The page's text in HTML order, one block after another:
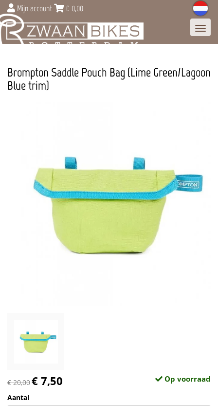
Mijn account € 0,00
Brompton Saddle Pouch Bag (Lime Green/Lagoon
Blue trim)
€ 20,00€ 7,50 Op voorraad
Aantal